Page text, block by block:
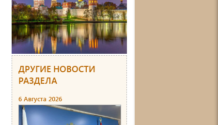
ДРУГИЕ НОВОСТИ
РАЗДЕЛА
6 Августа 2026